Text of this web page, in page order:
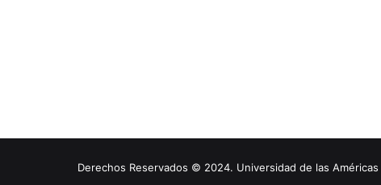
Derechos Reservados © 2024. Universidad de las